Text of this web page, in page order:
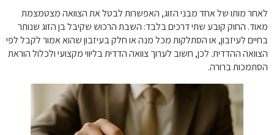
לאחר מותו של אחד מבני הזוג, האפשרות לבטל את הצוואה מצטמצמת
מאוד. החוק קובע שתי דרכים בלבד: השבת הרכוש שקיבל בן הזוג שנותר
בחיים לעיזבון, או הסתלקות מכל מנה או חלק בעיזבון שהוא אמור לקבל לפי
הצוואה ההדדית. לכן, חשוב לערוך צוואה הדדית בליווי מקצועי ולכלול הוראת
הסתמכות ברורה.